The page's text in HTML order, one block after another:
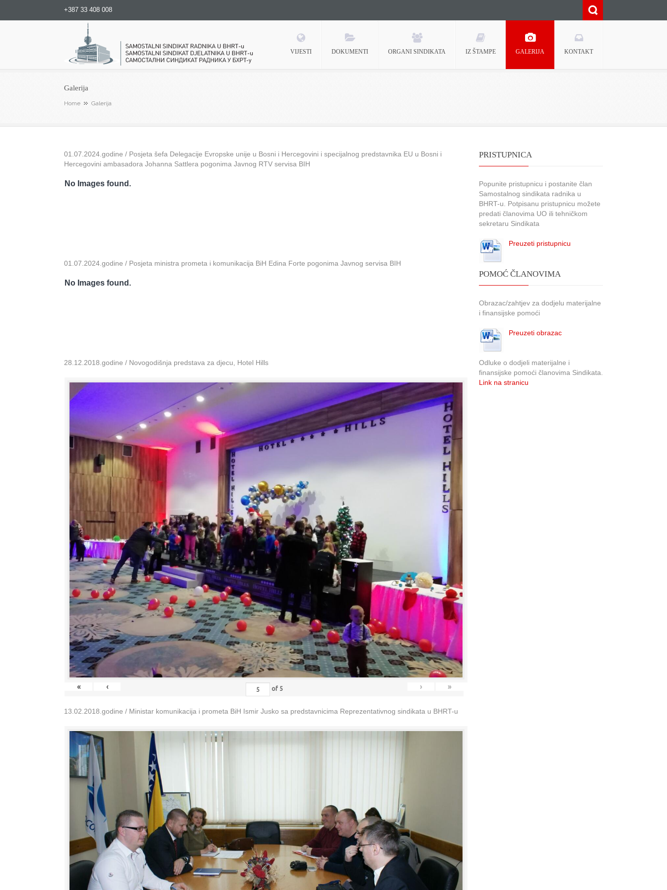
+387 33 408 008
Samostalni sindikat radnika u BHRT-u
VIJESTI DOKUMENTI ORGANI SINDIKATA IZ ŠTAMPE GALERIJA KONTAKT
Galerija
Home Galerija
01.07.2024.godine / Posjeta šefa Delegacije Evropske unije u Bosni i Hercegovini i specijalnog predstavnika EU u Bosni i
Hercegovini ambasadora Johanna Sattlera pogonima Javnog RTV servisa BIH
No Images found.
01.07.2024.godine / Posjeta ministra prometa i komunikacija BiH Edina Forte pogonima Javnog servisa BIH
No Images found.
28.12.2018.godine / Novogodišnja predstava za djecu, Hotel Hills
« ‹ of 5 › »
13.02.2018.godine / Ministar komunikacija i prometa BiH Ismir Jusko sa predstavnicima Reprezentativnog sindikata u BHRT-u
PRISTUPNICA
Popunite pristupnicu i postanite član
Samostalnog sindikata radnika u
BHRT-u. Potpisanu pristupnicu možete
predati članovima UO ili tehničkom
sekretaru Sindikata
Preuzeti pristupnicu
POMOĆ ČLANOVIMA
Obrazac/zahtjev za dodjelu materijalne
i finansijske pomoći
Preuzeti obrazac
Odluke o dodjeli materijalne i
finansijske pomoći članovima Sindikata.
Link na stranicu